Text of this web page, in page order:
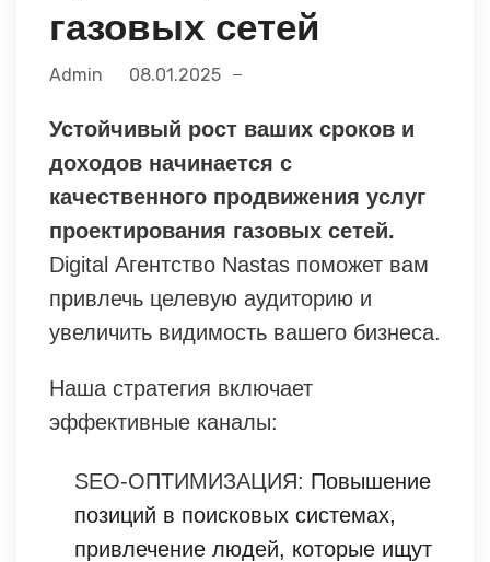
газовых сетей
Admin 08.01.2025
Устойчивый рост ваших сроков и
доходов начинается с
качественного продвижения услуг
проектирования газовых сетей.
Digital Агентство Nastas поможет вам
привлечь целевую аудиторию и
увеличить видимость вашего бизнеса.
Наша стратегия включает
эффективные каналы:
SEO-ОПТИМИЗАЦИЯ: Повышение
позиций в поисковых системах,
привлечение людей, которые ищут